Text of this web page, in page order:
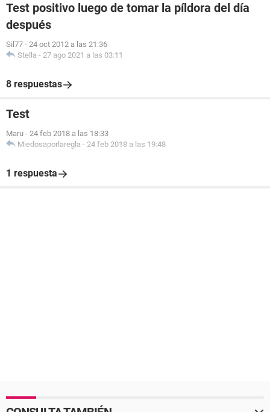
Test positivo luego de tomar la píldora del día
después
Sil77 - 24 oct 2012 a las 21:36
Stella - 27 ago 2021 a las 03:11
8 respuestas
Test
Maru - 24 feb 2018 a las 18:33
Miedosaporlaregla - 24 feb 2018 a las 19:48
1 respuesta